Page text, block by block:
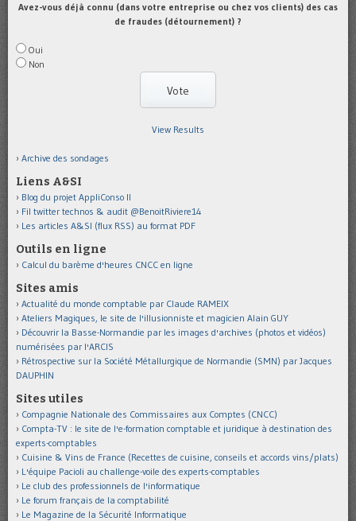
Avez-vous déjà connu (dans votre entreprise ou chez vos clients) des cas
de fraudes (détournement) ?
Oui
Non
View Results
Archive des sondages
Liens A&SI
Blog du projet AppliConso II
Fil twitter technos & audit @BenoitRiviere14
Les articles A&SI (flux RSS) au format PDF
Outils en ligne
Calcul du barème d'heures CNCC en ligne
Sites amis
Actualité du monde comptable par Claude RAMEIX
Ateliers Magiques, le site de l'illusionniste et magicien Alain GUY
Découvrir la Basse-Normandie par les images d'archives (photos et vidéos)
numérisées par l'ARCIS
Rétrospective sur la Société Métallurgique de Normandie (SMN) par Jacques
DAUPHIN
Sites utiles
Compagnie Nationale des Commissaires aux Comptes (CNCC)
Compta-TV : le site de l'e-formation comptable et juridique à destination des
experts-comptables
Cuisine & Vins de France (Recettes de cuisine, conseils et accords vins/plats)
L'équipe Pacioli au challenge-voile des experts-comptables
Le club des professionnels de l'informatique
Le forum français de la comptabilité
Le Magazine de la Sécurité Informatique